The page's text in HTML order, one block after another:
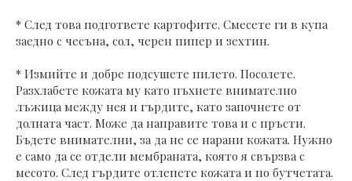
* След това подгответе картофите. Смесете ги в купа
заедно с чесъна, сол, черен пипер и зехтин.
* Измийте и добре подсушете пилето. Посолете.
Разхлабете кожата му като пъхнете внимателно
лъжица между нея и гърдите, като започнете от
долната част. Може да направите това и с пръсти.
Бъдете внимателни, за да не се нарани кожата. Нужно
е само да се отдели мембраната, която я свързва с
месото. След гърдите отлепете кожата и по бутчетата.